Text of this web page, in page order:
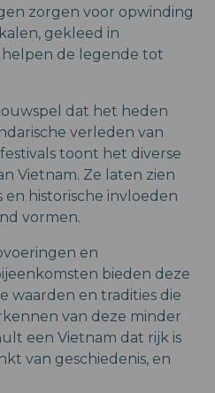
zorgen voor opwinding
gekleed in
de legende tot
dat het heden
verleden van
toont het diverse
Vietnam. Ze laten zien
en historische invloeden
vormen.
en
bieden deze
waarden en tradities die
van deze minder
een Vietnam dat rijk is
van geschiedenis, en